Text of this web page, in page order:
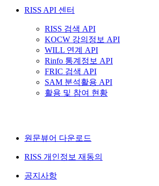
RISS API 센터
RISS 검색 API
KOCW 강의정보 API
WILL 연계 API
Rinfo 통계정보 API
FRIC 검색 API
SAM 분석활용 API
활용 및 참여 현황
원문뷰어 다운로드
RISS 개인정보 재동의
공지사항